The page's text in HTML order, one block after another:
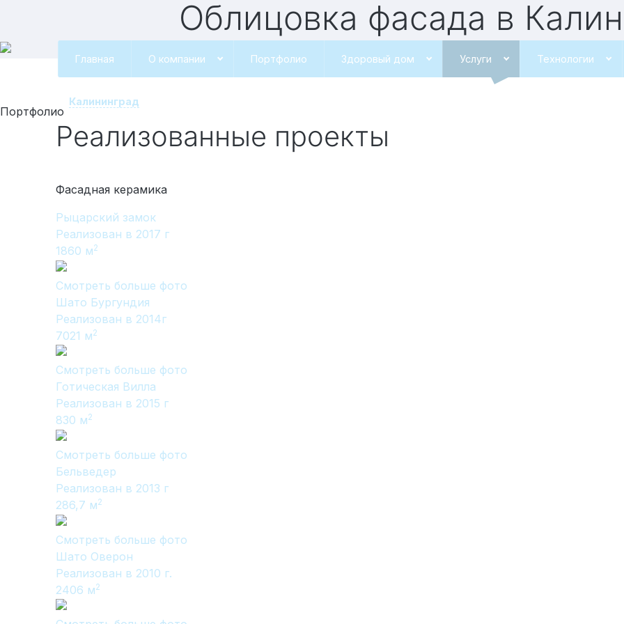
Главная О компании Портфолио Здоровый дом Услуги Технологии
Калининград
Вакансии
Элитные «Здоровые дома»
Дома Бизнес-класса
Управление проектом реализации дома
Функция Генпроектировщик
Функция Генподрядчик
Дизайн интерьеров. Отделка
Облицовка фасада в
Портфолио
Реализованные проекты
Фасадная керамика
Рыцарский замок
Реализован в 2017 г
1860 м2
Смотреть больше фото
Шато Бургундия
Реализован в 2014г
7021 м2
Смотреть больше фото
Готическая Вилла
Реализован в 2015 г
830 м2
Смотреть больше фото
Бельведер
Реализован в 2013 г
286,7 м2
Смотреть больше фото
Шато Оверон
Реализован в 2010 г.
2406 м2